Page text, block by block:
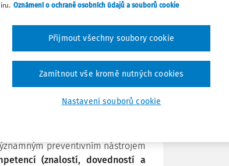
je spravedlivá transformace,
zdraví a wellbeing, biodiverzita a
tématy, kompetence pro
dovedností pro trh práce,
standardy kvality a certifikace v
analýza
preventivním nástrojem
(znalostí, dovedností a
Sdílet
Poznámka
Oznámení o ochraně osobních údajů a souborů cookie
Nastavení souborů cookie
Zamítnout vše kromě nutných cookies
Přijmout všechny soubory cookie